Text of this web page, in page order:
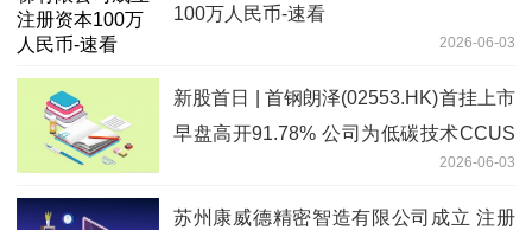
100万人民币-速看
2026-06-03
新股首日 | 首钢朗泽(02553.HK)首挂上市
早盘高开91.78% 公司为低碳技术CCUS
2026-06-03
苏州康威德精密智造有限公司成立 注册